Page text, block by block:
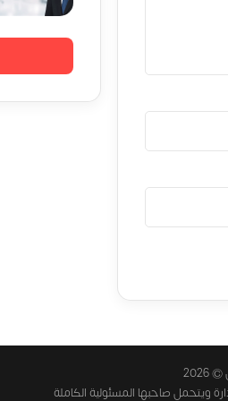
ويتحمل صاحبها المسئولية الكاملة